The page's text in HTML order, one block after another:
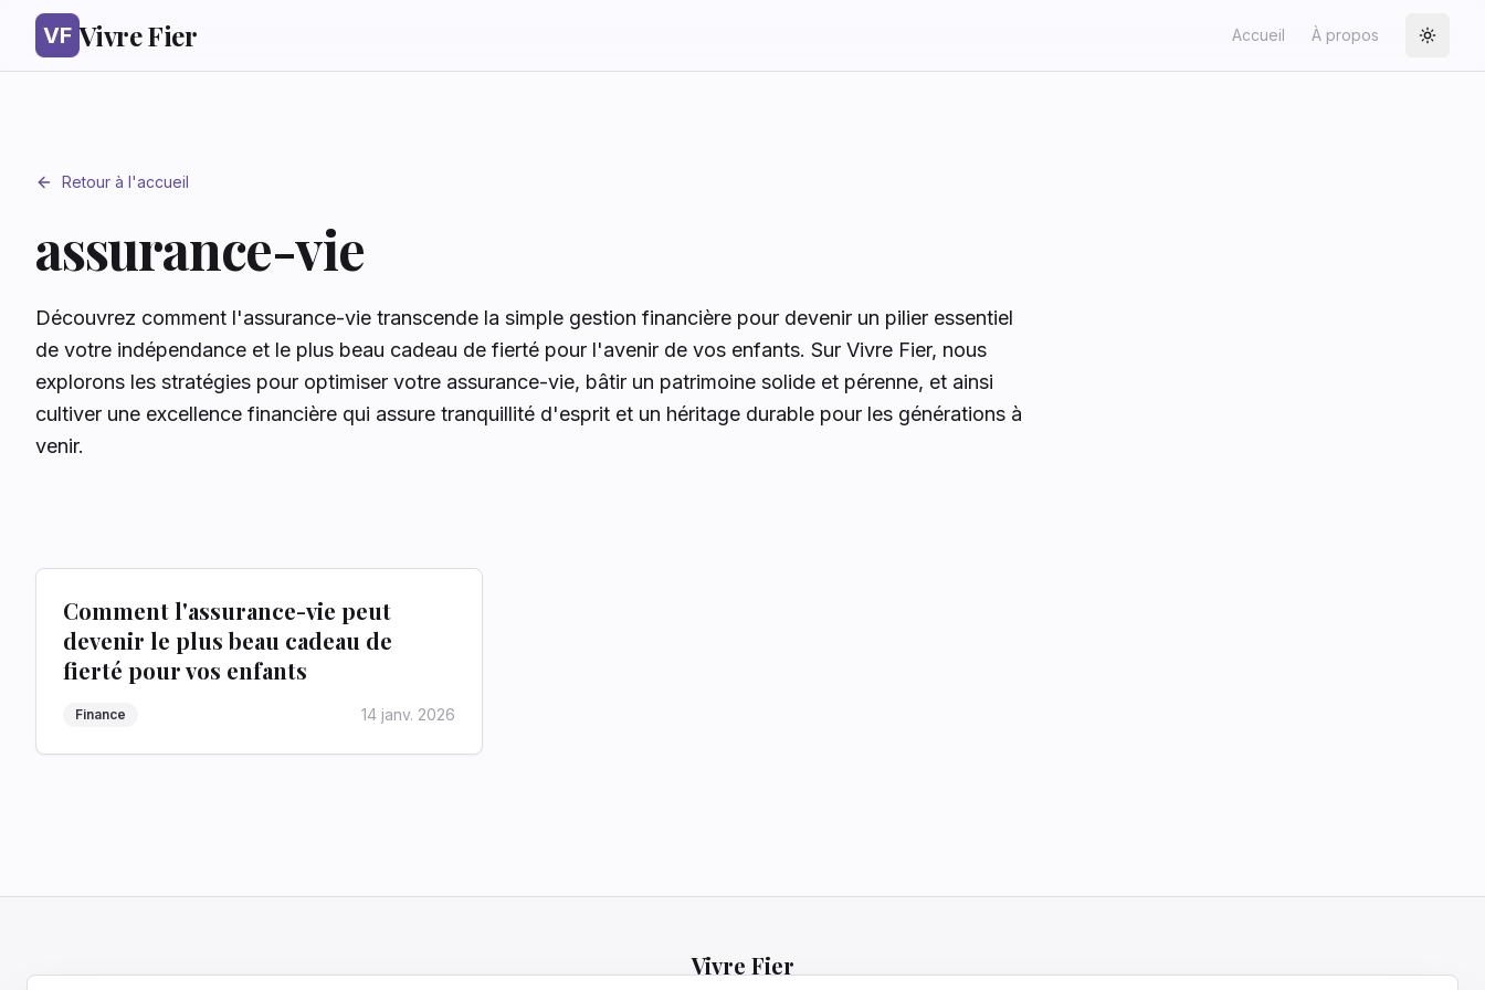
VF Vivre Fier Accueil À propos Toggle
Retour à l'accueil
assurance-vie
Découvrez comment l'assurance-vie transcende la simple gestion financière pour devenir un pilier essentiel
de votre indépendance et le plus beau cadeau de fierté pour l'avenir de vos enfants. Sur Vivre Fier, nous
explorons les stratégies pour optimiser votre assurance-vie, bâtir un patrimoine solide et pérenne, et ainsi
cultiver une excellence financière qui assure tranquillité d'esprit et un héritage durable pour les générations à
venir.
Comment l'assurance-vie peut
devenir le plus beau cadeau de
fierté pour vos enfants
Finance 14 janv. 2026
Vivre Fier